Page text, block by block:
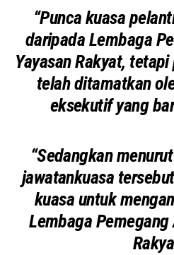
“Punca kuasa
daripada Lembaga
Yayasan Rakyat,
telah ditamatkan
eksekutif yang
“Sedangkan
jawatankuasa
kuasa untuk
Lembaga Pemegang